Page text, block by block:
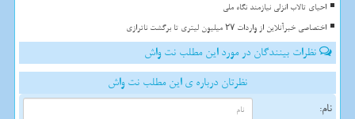
احیای تالاب انزلی نیازمند نگاه ملی
اختصاصی خبرآنلاین از واردات ۲۷ میلیون لیتری تا برگشت ناترازی
نظرات بینندگان در مورد این مطلب نت واش
نظرتان درباره ی این مطلب نت واش
نام: